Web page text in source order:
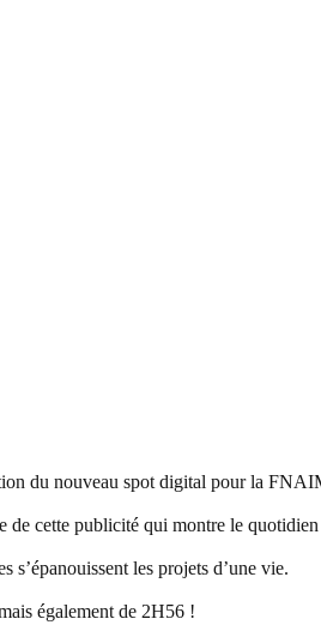
du nouveau spot digital pour la
cette publicité qui montre le
s’épanouissent les projets d’une vie.
également de 2H56 !